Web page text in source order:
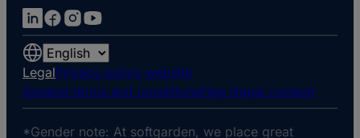
Choose
a
language
LegalPrivacy policy website
General terms and conditionsFlag illegal content
*Gender note: At softgarden, we place great